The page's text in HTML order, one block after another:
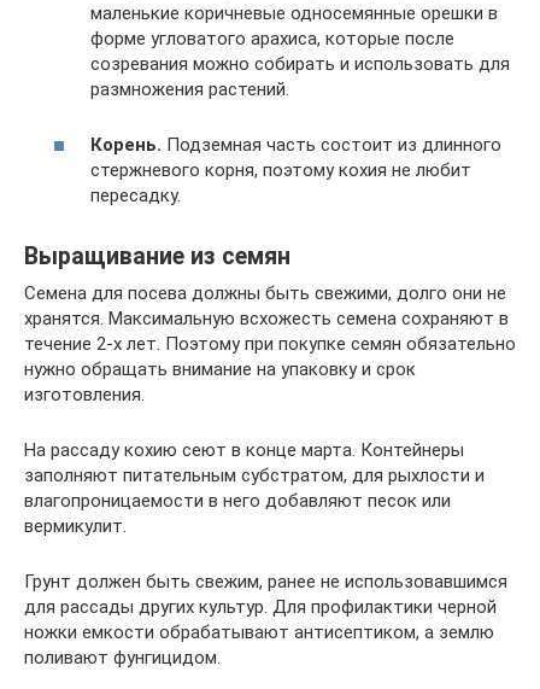
маленькие коричневые односемянные орешки в
форме угловатого арахиса, которые после
созревания можно собирать и использовать для
размножения растений.
Корень. Подземная часть состоит из длинного
стержневого корня, поэтому кохия не любит
пересадку.
Выращивание из семян
Семена для посева должны быть свежими, долго они не
хранятся. Максимальную всхожесть семена сохраняют в
течение 2-х лет. Поэтому при покупке семян обязательно
нужно обращать внимание на упаковку и срок
изготовления.
На рассаду кохию сеют в конце марта. Контейнеры
заполняют питательным субстратом, для рыхлости и
влагопроницаемости в него добавляют песок или
вермикулит.
Грунт должен быть свежим, ранее не использовавшимся
для рассады других культур. Для профилактики черной
ножки емкости обрабатывают антисептиком, а землю
поливают фунгицидом.